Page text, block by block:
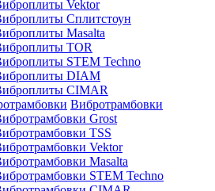
Vektor
Сплитстоун
Masalta
TOR
STEM Techno
DIAM
CIMAR
Вибротрамбовки
Grost
TSS
Vektor
Masalta
STEM Techno